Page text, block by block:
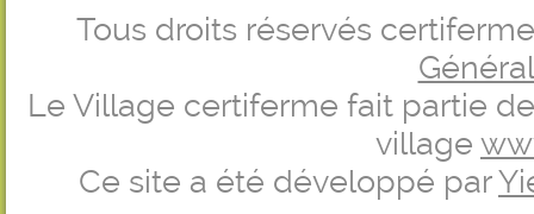
Tous droits réservés
Le Village certiferme fait partie
village
Ce site a été développé par